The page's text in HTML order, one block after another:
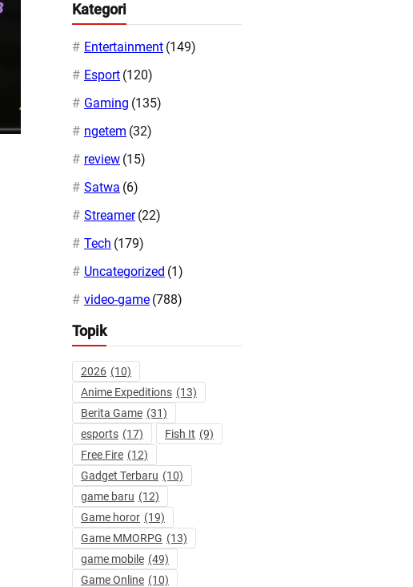
Kategori
Entertainment (149)
Esport (120)
Gaming (135)
ngetem (32)
review (15)
Satwa (6)
Streamer (22)
Tech (179)
Uncategorized (1)
video-game (788)
Topik
2026 (10)
Anime Expeditions (13)
Berita Game (31)
esports (17) Fish It (9)
Free Fire (12)
Gadget Terbaru (10)
game baru (12)
Game horor (19)
Game MMORPG (13)
game mobile (49)
Game Online (10)